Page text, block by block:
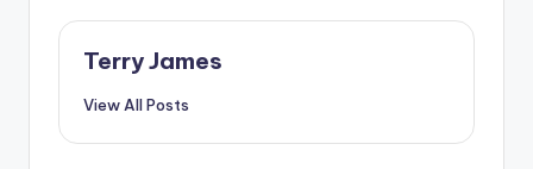
Terry James
View All Posts